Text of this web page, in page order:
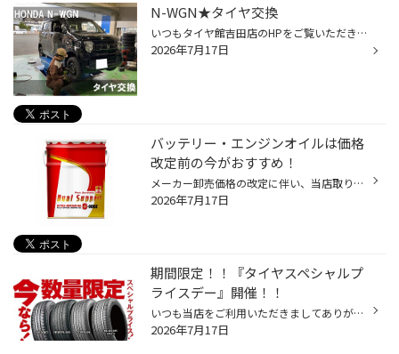
N-WGN★タイヤ交換
いつもタイヤ館吉田店のHPをご覧いただきありがとうございます！ N-WGNのタイヤ交換をさせていただきました！ タイヤが劣化してきてしまったので、新品に交換ご希望です。 今回お選びいただいたタイヤはブリヂストン「NEWNO」です！ NEWNOは基本性能は備えたブリヂストンタイヤの中ではお求めやすい...
2026年7月17日
バッテリー・エンジンオイルは価格
改定前の今がおすすめ！
メーカー卸売価格の改定に伴い、当店取り扱いの一部のバッテリー・エンジンオイルの価格改定を 8/1より随時実施させていただきます。 現状の価格改定前の価格での対応については、各製品の値上がり前日までの作業実施が対象となっております。 夏休みでお出かけ予定の方やそろそろ交換時期を迎えて...
2026年7月17日
期間限定！！『タイヤスペシャルプ
ライスデー』開催！！
いつも当店をご利用いただきましてありがとうございます。 7/17(金)～7/26(日)まで、コクピット・タイヤ館におきまして、 期間限定！ サイズ限定！！ 数量限定！！！ お得にお買い求めいただける、「タイヤスペシャルプライスデー」がスタートします！ お得なタイヤのご紹介！！ NEWNO 155/65R14 タ...
2026年7月17日